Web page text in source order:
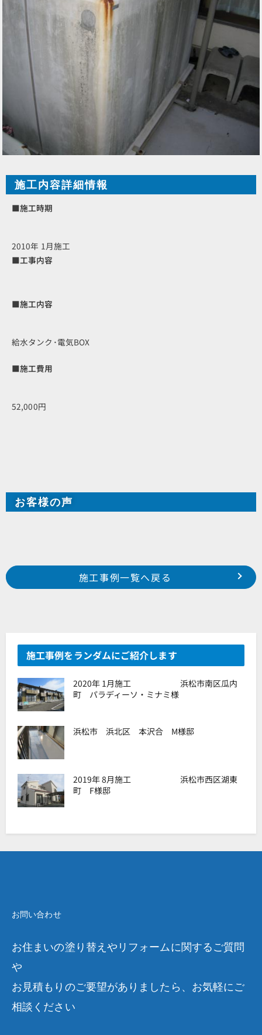
施工内容詳細情報
■施工時期
2010年 1月施工
■工事内容
■施工内容
給水タンク･電気BOX
■施工費用
52,000円
お客様の声
Prev
中区 本郷町 O様邸施工事例一覧へ戻る
施工事例をランダムにご紹介します
2020年 1月施工 浜松市南区瓜内
町 パラディーソ・ミナミ様
浜松市 浜北区 本沢合 M様邸
2019年 8月施工 浜松市西区湖東
町 F様邸
お問い合わせ
お住まいの塗り替えやリフォームに関するご質問
や
お見積もりのご要望がありましたら、お気軽にご
相談ください